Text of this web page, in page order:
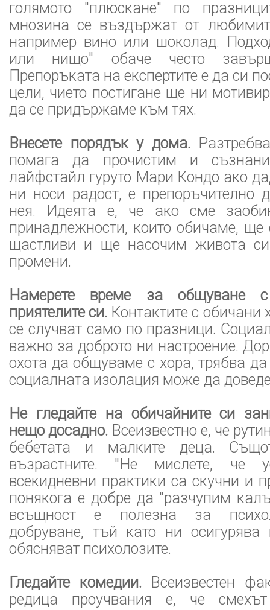
голямото "плюскане" по
мнозина се въздържат от
например вино или шоколад.
или нищо" обаче често
Препоръката на експертите е да си
цели, чието постигане ще ни
да се придържаме към тях.
Внесете порядък у дома.
помага да прочистим и
лайфстайл гуруто Мари Кондо ако
ни носи радост, е препоръчително
нея. Идеята е, че ако сме
принадлежности, които обичаме, ще
щастливи и ще насочим живота
промени.
Намерете време за общуване
приятелите си. Контактите с обичани
се случват само по празници.
важно за доброто ни настроение.
охота да общуваме с хора, трябва
социалната изолация може да
Не гледайте на обичайните си
нещо досадно. Всеизвестно е, че
бебетата и малките деца.
възрастните. "Не мислете, че
всекидневни практики са скучни и
понякога е добре да "разчупим
всъщност е полезна за
добруване, тъй като ни
обясняват психолозите.
Гледайте комедии. Всеизвестен
редица проучвания е, че